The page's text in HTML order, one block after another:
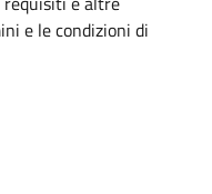
e le condizioni di